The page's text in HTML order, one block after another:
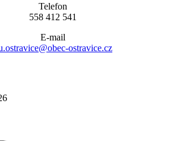
Telefon
558 412 541
E-mail
ostravice.cz